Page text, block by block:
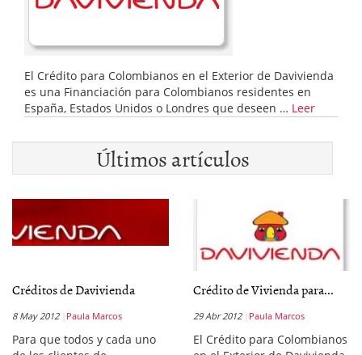
El Crédito para Colombianos en el Exterior de Davivienda
es una Financiación para Colombianos residentes en
España, Estados Unidos o Londres que deseen … Leer
Últimos artículos
Créditos de Davivienda
8 May 2012 Paula Marcos
Para que todos y cada uno
Crédito de Vivienda para...
29 Abr 2012 Paula Marcos
El Crédito para Colombianos